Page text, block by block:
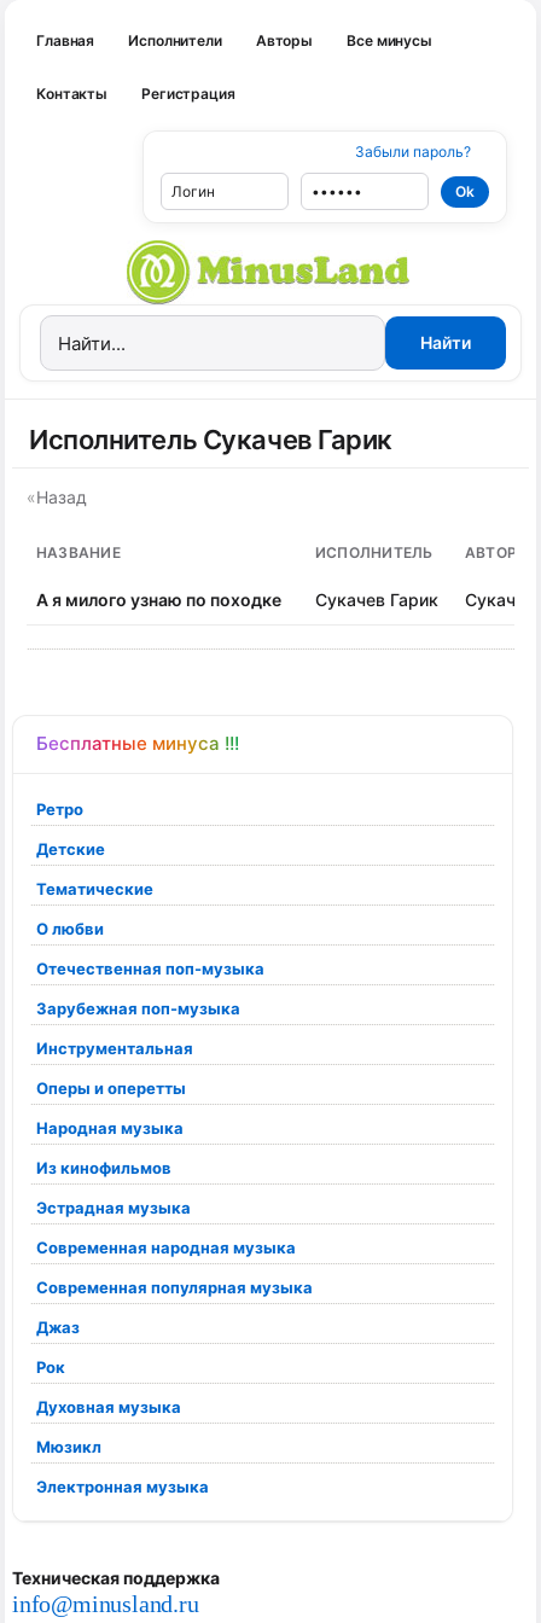
Главная Исполнители Авторы Все минусы
Контакты Регистрация
Забыли пароль?
Бесплатные минуса !!!
Ретро
Детские
Тематические
О любви
Отечественная поп-музыка
Зарубежная поп-музыка
Инструментальная
Оперы и оперетты
Народная музыка
Из кинофильмов
Эстрадная музыка
Современная народная музыка
Современная популярная музыка
Джаз
Рок
Духовная музыка
Мюзикл
Электронная музыка
Техническая поддержка
info@minusland.ru
Исполнитель Сукачев Гарик
«Назад
НАЗВАНИЕ ИСПОЛНИТЕЛЬ АВТОР
А я милого узнаю по походке Сукачев Гарик Сукачев